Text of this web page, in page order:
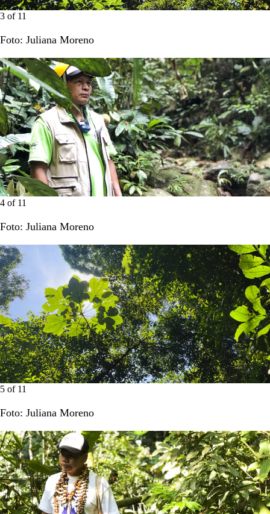
3 of 11
Foto: Juliana Moreno
4 of 11
Foto: Juliana Moreno
5 of 11
Foto: Juliana Moreno